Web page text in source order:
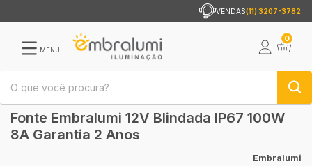
VENDAS(11) 3207-3782
MENU
0
Fonte Embralumi 12V Blindada IP67 100W
8A Garantia 2 Anos
Embralumi